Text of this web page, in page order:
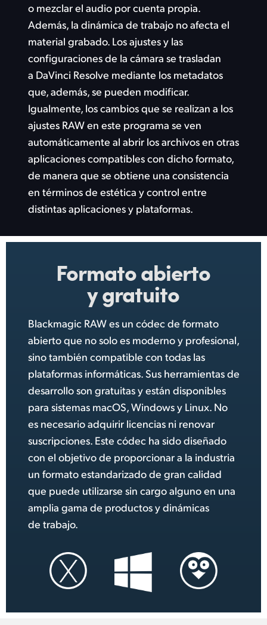
o mezclar el audio por cuenta propia.
Además, la dinámica de trabajo no afecta el
material grabado. Los ajustes y las
configuraciones de la cámara se trasladan
a DaVinci Resolve mediante los metadatos
que, además, se pueden modificar.
Igualmente, los cambios que se realizan a los
ajustes RAW en este programa se ven
automáticamente al abrir los archivos en otras
aplicaciones compatibles con dicho formato,
de manera que se obtiene una consistencia
en términos de estética y control entre
distintasaplicaciones y plataformas.
Formatoabierto
y gratuito
Blackmagic RAW es un códec de formato
abierto que no solo es moderno y profesional,
sino también compatible con todas las
plataformas informáticas. Sus herramientas de
desarrollo son gratuitas y están disponibles
para sistemas macOS, Windows y Linux. No
es necesario adquirir licencias ni renovar
suscripciones. Este códec ha sido diseñado
con el objetivo de proporcionar a la industria
un formato estandarizado de gran calidad
que puede utilizarse sin cargo alguno en una
amplia gama de productosydinámicas
de trabajo.